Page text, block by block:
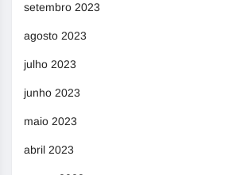
setembro 2023
agosto 2023
julho 2023
junho 2023
maio 2023
abril 2023